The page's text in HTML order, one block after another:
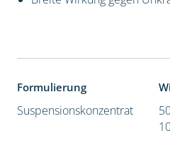
Formulierung
Suspensionskonzentrat